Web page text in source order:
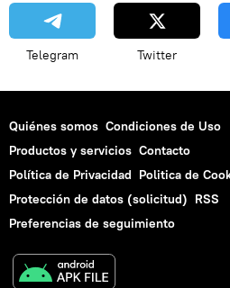
Telegram Twitter
Quiénes somos Condiciones de Uso
Productos y servicios Contacto
Política de Privacidad Politica de
Protección de datos (solicitud) RSS
Preferencias de seguimiento